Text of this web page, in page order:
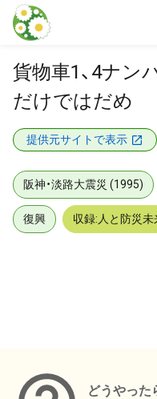
本文に飛ぶ
貨物車1、4ナ
だけではだめ
提供元サイトで表示
阪神・淡路大震災 (1995)
復興 収録:人と防災
どうやった